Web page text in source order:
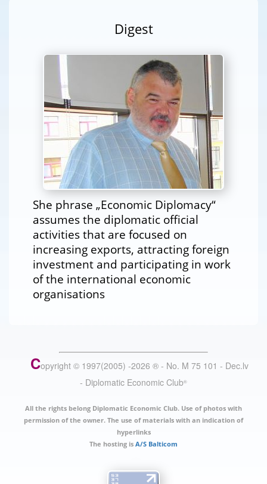
Digest
She phrase „Economic Diplomacy“
assumes the diplomatic official
activities that are focused on
increasing exports, attracting foreign
investment and participating in work
of the international economic
organisations
Copyright © 1997(2005) -2026 ® - No. M 75 101 - Dec.lv
- Diplomatic Economic Club®
All the rights belong Diplomatic Economic Club. Use of photos with
permission of the owner. The use of materials with an indication of
hyperlinks
The hosting is A/S Balticom